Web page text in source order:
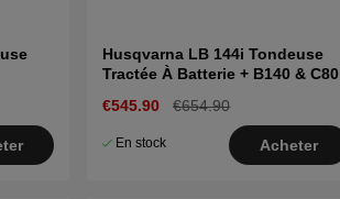
Husqvarna LB 144i Tondeuse
Tractée À Batterie + B140 & C80
€545.90
€654.90
En stock Acheter